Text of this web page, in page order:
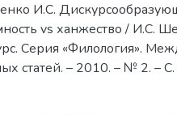
И.С.
vs ханжество / И.С.
Серия «Филология».
статей. – 2010. – № 2. –